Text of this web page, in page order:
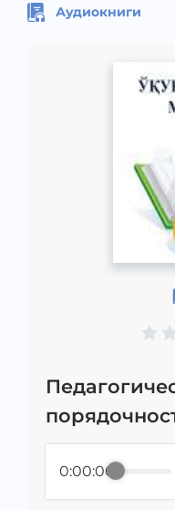
Аудиокниги
0:00:00